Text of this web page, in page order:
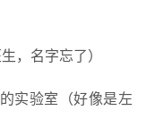
，名字忘了）
实验室（好像是左